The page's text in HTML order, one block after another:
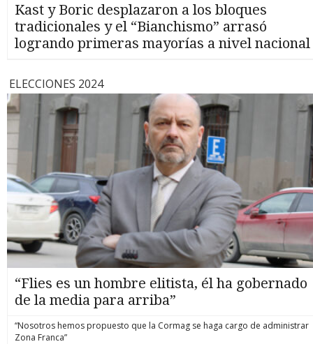
Kast y Boric desplazaron a los bloques
tradicionales y el “Bianchismo” arrasó
logrando primeras mayorías a nivel nacional
ELECCIONES 2024
“Flies es un hombre elitista, él ha gobernado
de la media para arriba”
“Nosotros hemos propuesto que la Cormag se haga cargo de administrar
Zona Franca”